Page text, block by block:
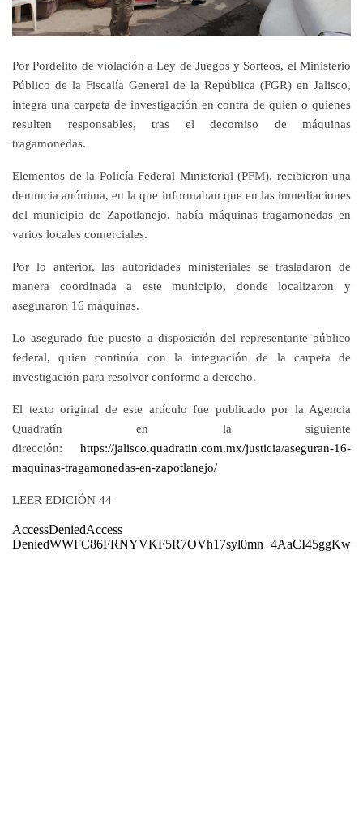
Por Pordelito de violación a Ley de Juegos y Sorteos, el Ministerio
Público de la Fiscalía General de la República (FGR) en Jalisco,
integra una carpeta de investigación en contra de quien o quienes
resulten responsables, tras el decomiso de máquinas
tragamonedas.
Elementos de la Policía Federal Ministerial (PFM), recibieron una
denuncia anónima, en la que informaban que en las inmediaciones
del municipio de Zapotlanejo, había máquinas tragamonedas en
varios locales comerciales.
Por lo anterior, las autoridades ministeriales se trasladaron de
manera coordinada a este municipio, donde localizaron y
aseguraron 16 máquinas.
Lo asegurado fue puesto a disposición del representante público
federal, quien continúa con la integración de la carpeta de
investigación para resolver conforme a derecho.
El texto original de este artículo fue publicado por la Agencia
Quadratín en la siguiente
dirección: https://jalisco.quadratin.com.mx/justicia/aseguran-16-
maquinas-tragamonedas-en-zapotlanejo/
LEER EDICIÓN 44